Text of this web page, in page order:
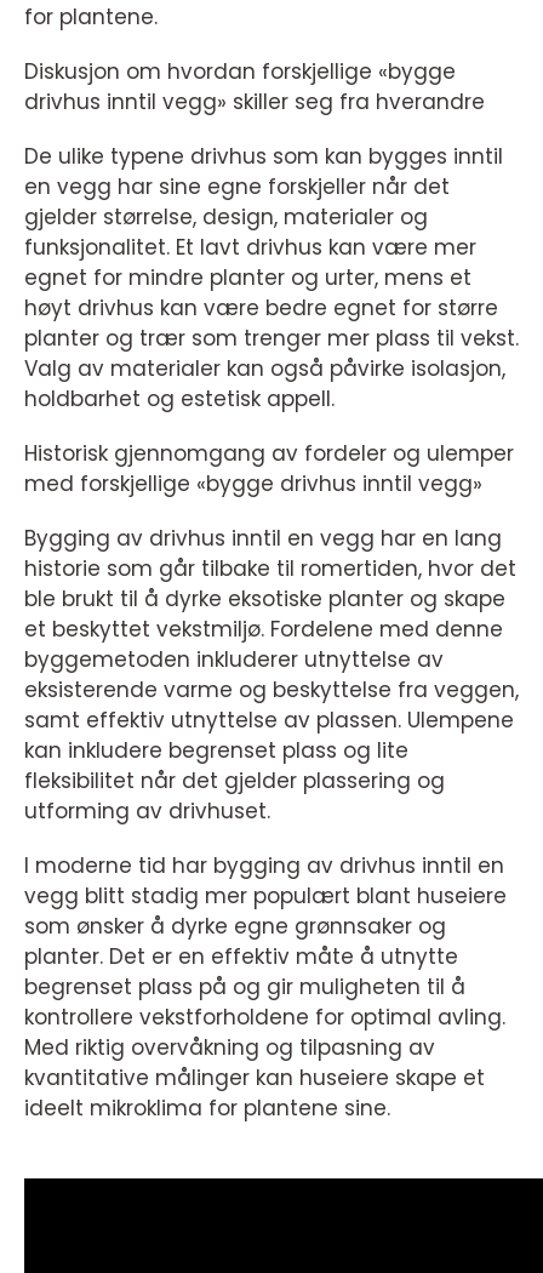
for plantene.
Diskusjon om hvordan forskjellige «bygge
drivhus inntil vegg» skiller seg fra hverandre
De ulike typene drivhus som kan bygges inntil
en vegg har sine egne forskjeller når det
gjelder størrelse, design, materialer og
funksjonalitet. Et lavt drivhus kan være mer
egnet for mindre planter og urter, mens et
høyt drivhus kan være bedre egnet for større
planter og trær som trenger mer plass til vekst.
Valg av materialer kan også påvirke isolasjon,
holdbarhet og estetisk appell.
Historisk gjennomgang av fordeler og ulemper
med forskjellige «bygge drivhus inntil vegg»
Bygging av drivhus inntil en vegg har en lang
historie som går tilbake til romertiden, hvor det
ble brukt til å dyrke eksotiske planter og skape
et beskyttet vekstmiljø. Fordelene med denne
byggemetoden inkluderer utnyttelse av
eksisterende varme og beskyttelse fra veggen,
samt effektiv utnyttelse av plassen. Ulempene
kan inkludere begrenset plass og lite
fleksibilitet når det gjelder plassering og
utforming av drivhuset.
I moderne tid har bygging av drivhus inntil en
vegg blitt stadig mer populært blant huseiere
som ønsker å dyrke egne grønnsaker og
planter. Det er en effektiv måte å utnytte
begrenset plass på og gir muligheten til å
kontrollere vekstforholdene for optimal avling.
Med riktig overvåkning og tilpasning av
kvantitative målinger kan huseiere skape et
ideelt mikroklima for plantene sine.